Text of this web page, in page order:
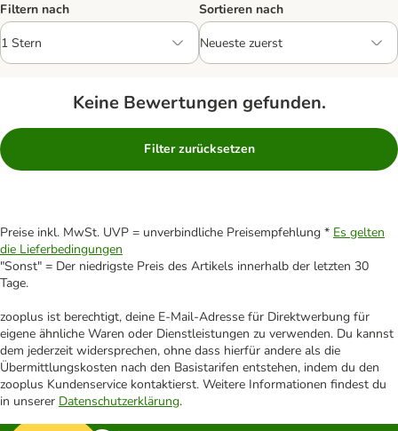
Filtern nach Sortieren nach
Keine Bewertungen gefunden.
Filter zurücksetzen
Preise inkl. MwSt. UVP = unverbindliche Preisempfehlung * Es gelten
die Lieferbedingungen
"Sonst" = Der niedrigste Preis des Artikels innerhalb der letzten 30
Tage.
zooplus ist berechtigt, deine E-Mail-Adresse für Direktwerbung für
eigene ähnliche Waren oder Dienstleistungen zu verwenden. Du kannst
dem jederzeit widersprechen, ohne dass hierfür andere als die
Übermittlungskosten nach den Basistarifen entstehen, indem du den
zooplus Kundenservice kontaktierst. Weitere Informationen findest du
in unserer Datenschutzerklärung.